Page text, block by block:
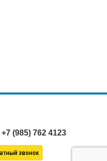
+7 (985) 762 4123
звонок